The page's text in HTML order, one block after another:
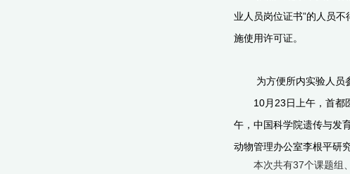
业人员岗位证书”的人员
施使用许可证。
为方便所内实验人员
10月23日上午，首都
午，中国科学院遗传与发
动物管理办公室李根平研
本次共有37个课题组、